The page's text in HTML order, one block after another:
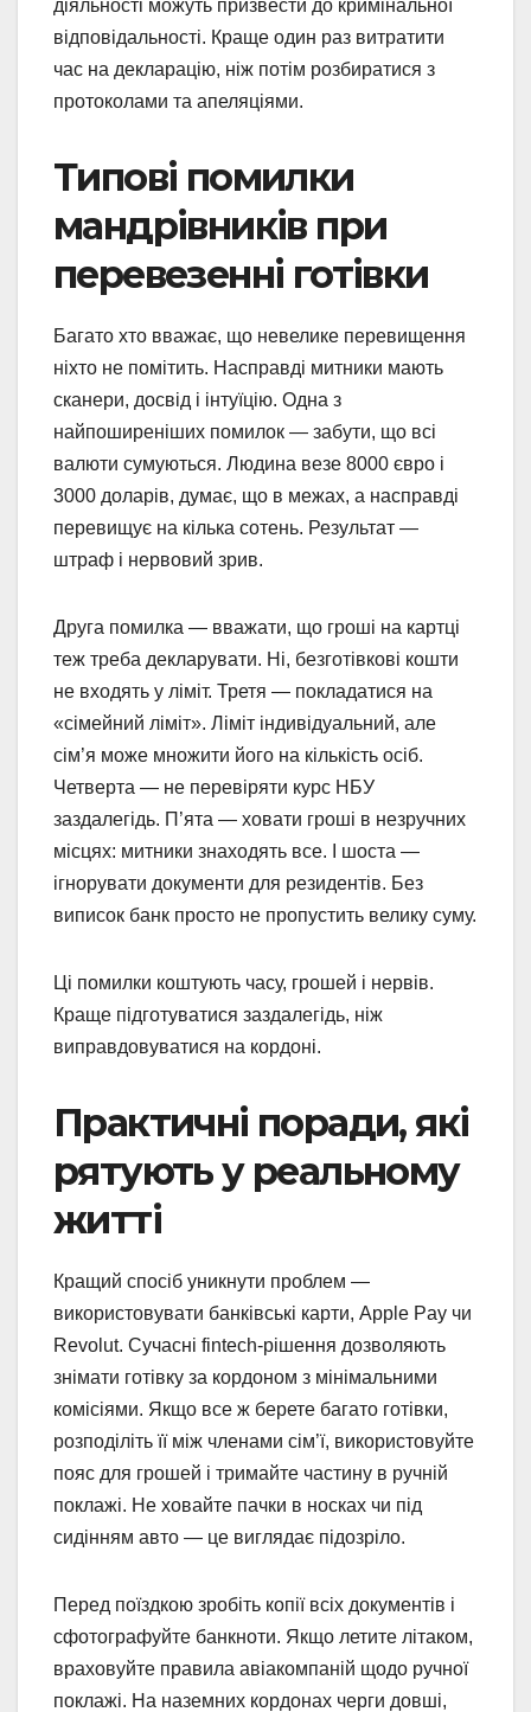
діяльності можуть призвести до кримінальної
відповідальності. Краще один раз витратити
час на декларацію, ніж потім розбиратися з
протоколами та апеляціями.
Типові помилки
мандрівників при
перевезенні готівки
Багато хто вважає, що невелике перевищення
ніхто не помітить. Насправді митники мають
сканери, досвід і інтуїцію. Одна з
найпоширеніших помилок — забути, що всі
валюти сумуються. Людина везе 8000 євро і
3000 доларів, думає, що в межах, а насправді
перевищує на кілька сотень. Результат —
штраф і нервовий зрив.
Друга помилка — вважати, що гроші на картці
теж треба декларувати. Ні, безготівкові кошти
не входять у ліміт. Третя — покладатися на
«сімейний ліміт». Ліміт індивідуальний, але
сім’я може множити його на кількість осіб.
Четверта — не перевіряти курс НБУ
заздалегідь. П’ята — ховати гроші в незручних
місцях: митники знаходять все. І шоста —
ігнорувати документи для резидентів. Без
виписок банк просто не пропустить велику суму.
Ці помилки коштують часу, грошей і нервів.
Краще підготуватися заздалегідь, ніж
виправдовуватися на кордоні.
Практичні поради, які
рятують у реальному
житті
Кращий спосіб уникнути проблем —
використовувати банківські карти, Apple Pay чи
Revolut. Сучасні fintech-рішення дозволяють
знімати готівку за кордоном з мінімальними
комісіями. Якщо все ж берете багато готівки,
розподіліть її між членами сім’ї, використовуйте
пояс для грошей і тримайте частину в ручній
поклажі. Не ховайте пачки в носках чи під
сидінням авто — це виглядає підозріло.
Перед поїздкою зробіть копії всіх документів і
сфотографуйте банкноти. Якщо летите літаком,
враховуйте правила авіакомпаній щодо ручної
поклажі. На наземних кордонах черги довші,